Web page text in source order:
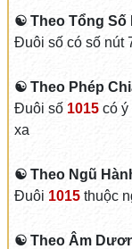
☯ Theo Tổng Số
Đuôi số có số nút
☯ Theo Phép
Đuôi số 1015có ý
xa
☯ Theo Ngũ
Đuôi 1015thuộc
☯ Theo Âm